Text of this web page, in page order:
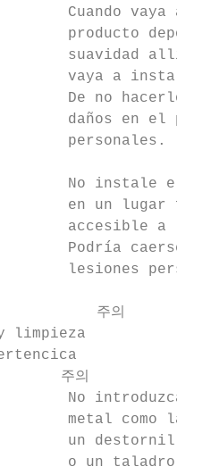
Cuando vaya a
producto
suavidad allí
vaya a
De no hacerlo,
daños en el
personales.
No instale el
en un lugar
accesible a los
Podría caerse y
lesiones
주의
limpieza
주의
No introduzca
metal como la
un
o un taladro,